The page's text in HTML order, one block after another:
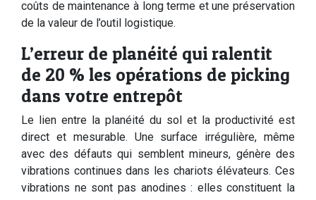
coûts de maintenance à long terme et une préservation
de la valeur de l’outil logistique.
L’erreur de planéité qui ralentit
de 20 % les opérations de picking
dans votre entrepôt
Le lien entre la planéité du sol et la productivité est
direct et mesurable. Une surface irrégulière, même
avec des défauts qui semblent mineurs, génère des
vibrations continues dans les chariots élévateurs. Ces
vibrations ne sont pas anodines : elles constituent la